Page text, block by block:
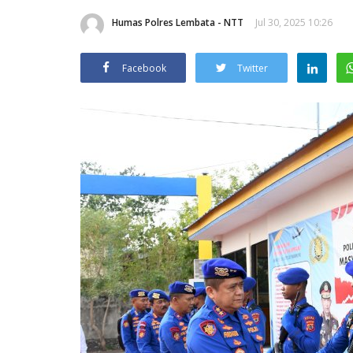
Humas Polres Lembata - NTT Jul 30, 2025 10:26
Facebook Twitter